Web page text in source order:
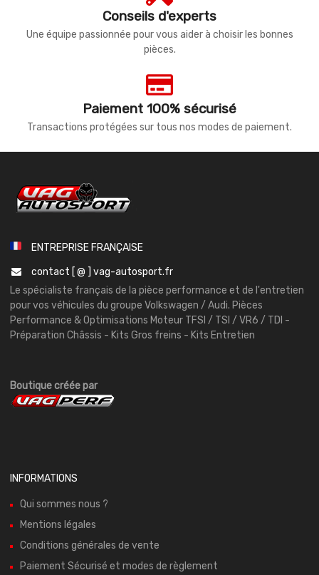
Conseils d'experts
Une équipe passionnée pour vous aider à choisir les bonnes
pièces.
Paiement 100% sécurisé
Transactions protégées sur tous nos modes de paiement.
ENTREPRISE FRANÇAISE
contact [ @ ] vag-autosport.fr
Le spécialiste français de la pièce performance et de l'entretien
pour vos véhicules du groupe Volkswagen / Audi. Pièces
Performance & Optimisations Moteur TFSI / TSI / VR6 / TDI -
Préparation Châssis - Kits Gros freins - Kits Entretien
Boutique créée par
INFORMATIONS
Qui sommes nous ?
Mentions légales
Conditions générales de vente
Paiement Sécurisé et modes de règlement